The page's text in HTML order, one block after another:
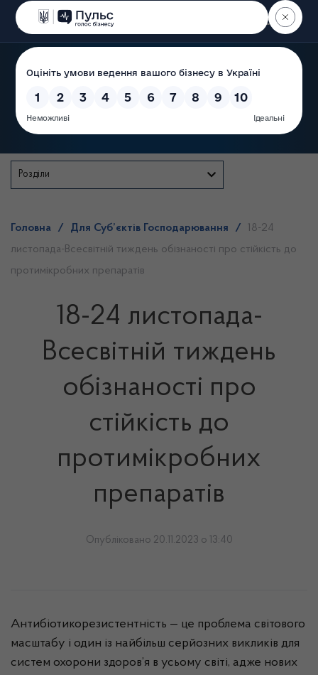
Пошук
Розділи
Головна / Для Суб’єктів Господарювання /
18-24
листопада-Всесвітній тиждень обізнаності про стійкість до
протимікробних препаратів
18-24 листопада-
Всесвітній тиждень
обізнаності про
стійкість до
протимікробних
препаратів
Опубліковано 20.11.2023 о 13:40
Антибіотикорезистентність — це проблема світового
масштабу і один із найбільш серйозних викликів для
систем охорони здоров’я в усьому світі, адже нових